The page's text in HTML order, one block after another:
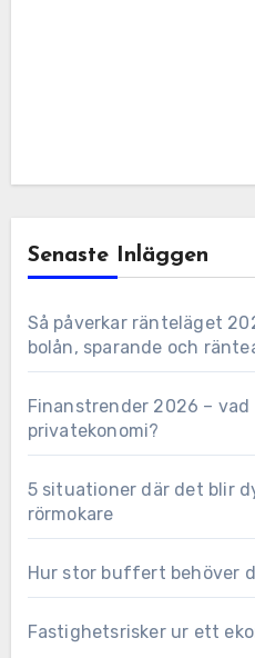
Senaste Inläggen
Så påverkar ränteläget
bolån, sparande och
Finanstrender 2026 –
privatekonomi?
5 situationer där det blir
rörmokare
Hur stor buffert behöver
Fastighetsrisker ur ett